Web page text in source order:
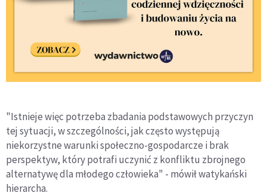
"Istnieje więc potrzeba zbadania podstawowych przyczyn
tej sytuacji, w szczególności, jak często występują
niekorzystne warunki społeczno-gospodarcze i brak
perspektyw, który potrafi uczynić z konfliktu zbrojnego
alternatywę dla młodego człowieka" - mówił watykański
hierarcha.